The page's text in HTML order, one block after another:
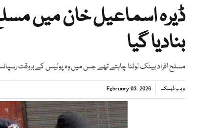
ڈیرہ اسماعیل خان میں
بنادیا گیا
مسلح افراد بینک لوٹنا چاہتے تھے جس میں وہ پولیس کے بروقت
ویب ڈیسک February 03, 2026